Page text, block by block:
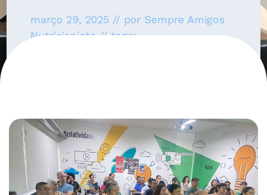
março 29, 2025 // por Sempre Amigos
Nutricionista // tags: